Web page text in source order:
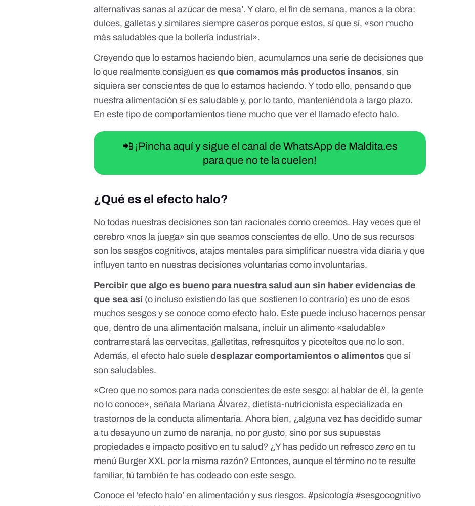
alternativas sanas al azúcar de mesa’. Y claro, el fin de semana, manos a la obra:
dulces, galletas y similares siempre caseros porque estos, sí que sí, «son mucho
más saludables que la bollería industrial».
Creyendo que lo estamos haciendo bien, acumulamos una serie de decisiones que
lo que realmente consiguen esque comamos más productos insanos, sin
siquiera ser conscientes de que lo estamos haciendo. Y todo ello, pensando que
nuestra alimentación sí es saludable y, por lo tanto, manteniéndola a largo plazo.
En este tipo de comportamientos tiene mucho que ver el llamado efecto halo.
📲 ¡Pincha aquí y sigue el canal de WhatsApp de Maldita.es
para que no te la cuelen!
¿Qué es el efecto halo?
No todas nuestras decisiones son tan racionales como creemos. Hay veces que el
cerebro «nos la juega» sin que seamos conscientes de ello. Uno de sus recursos
son lossesgos cognitivos, atajos mentales para simplificar nuestra vida diaria y que
influyen tanto en nuestras decisiones voluntarias como involuntarias.
Percibir que algo es bueno para nuestra saludaun sin haber evidencias de
que sea así (o incluso existiendo las que sostienen lo contrario) es uno de esos
muchos sesgos y se conoce comoefecto halo. Este puede incluso hacernos pensar
que, dentro de una alimentación malsana, incluir un alimento «saludable»
contrarrestará lascervecitas, galletitas, refresquitos y picoteítos que no lo son.
Además, el efecto halo sueledesplazar comportamientos o alimentos que sí
son saludables.
«Creo que no somos para nada conscientes de este sesgo: al hablar de él, la gente
no lo conoce», señala Mariana Álvarez, dietista-nutricionista especializada en
trastornos de la conducta alimentaria. Ahora bien, ¿alguna vez has decidido sumar
a tu desayuno un zumo de naranja, no por gusto, sino porsus supuestas
propiedades e impacto positivo en tu salud? ¿Y has pedido un refrescozero en tu
menú Burger XXL por la misma razón? Entonces, aunque el término no te resulte
familiar, tú también te has codeado con este sesgo.
Conoce el ‘efecto halo’ en alimentación y sus riesgos.#psicología #sesgocognitivo